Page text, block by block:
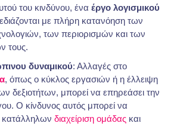
του κινδύνου, ένα έργο λογισμικού
με πλήρη κατανόηση των
των περιορισμών και των
τους.
δυναμικού: Αλλαγές στο
, όπως ο κύκλος εργασιών ή η έλλειψη
δεξιοτήτων, μπορεί να επηρεάσει την
Ο κίνδυνος αυτός μπορεί να
κατάλληλων διαχείριση ομάδας και